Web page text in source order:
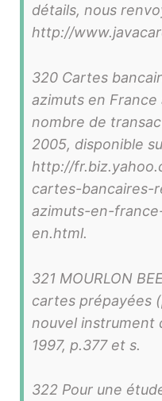
détails, nous
http://
320 Cartes
azimuts en
nombre de
2005, disponible
http://
cartes-bancaires-
azimuts-en-
en.html.
321 MOURLON
cartes prépayées
nouvel instrument
1997, p.377 et s.
322 Pour une